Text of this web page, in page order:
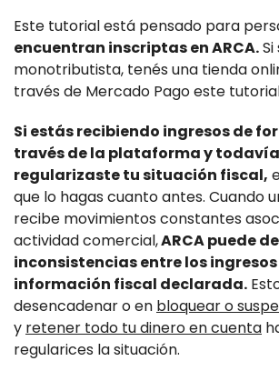
Este tutorial está pensado para
encuentran inscriptas en ARCA.Si
monotributista, tenés una tienda
través de Mercado Pago este
Si estás recibiendo ingresos de
través de la plataforma y
regularizaste tu situación fiscal,
que lo hagas cuanto antes. Cuando
recibe movimientos constantes
actividad comercial,ARCA puede
inconsistencias entre los ingresos
información fiscal declarada.
desencadenar o en bloquear o
y retener todo tu dinero en cuenta
regularices la situación.